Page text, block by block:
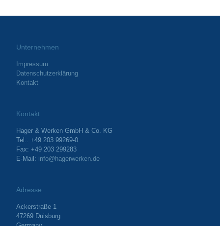
Unternehmen
Impressum
Datenschutzerklärung
Kontakt
Kontakt
Hager & Werken GmbH & Co. KG
Tel.: +49 203 99269-0
Fax: +49 203 299283
E-Mail: info@hagerwerken.de
Adresse
Ackerstraße 1
47269 Duisburg